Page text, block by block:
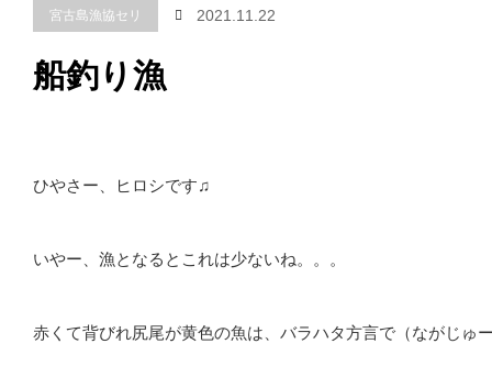
宮古島漁協セリ 2021.11.22
船釣り漁
ひやさー、ヒロシです♫
いやー、漁となるとこれは少ないね。。。
赤くて背びれ尻尾が黄色の魚は、バラハタ方言で（ながじゅ